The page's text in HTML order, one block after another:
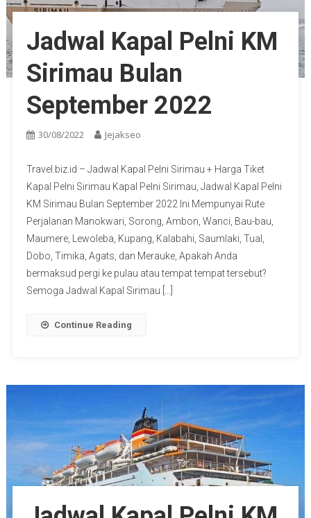
Jadwal Kapal Pelni KM
Sirimau Bulan
September 2022
30/08/2022 Jejakseo
Travel.biz.id – Jadwal Kapal Pelni Sirimau + Harga Tiket
Kapal Pelni Sirimau Kapal Pelni Sirimau, Jadwal Kapal Pelni
KM Sirimau Bulan September 2022 Ini Mempunyai Rute
Perjalanan Manokwari, Sorong, Ambon, Wanci, Bau-bau,
Maumere, Lewoleba, Kupang, Kalabahi, Saumlaki, Tual,
Dobo, Timika, Agats, dan Merauke, Apakah Anda
bermaksud pergi ke pulau atau tempat tempat tersebut?
Semoga Jadwal Kapal Sirimau […]
Continue Reading